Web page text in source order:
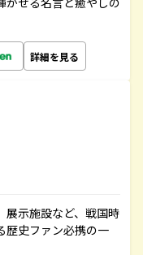
詳細を見る
展示施設など、戦国時
歴史ファン必携の一